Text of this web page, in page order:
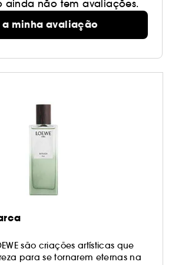
ainda não tem avaliações.
a minha avaliação
são criações artísticas que
para se tornarem eternas na